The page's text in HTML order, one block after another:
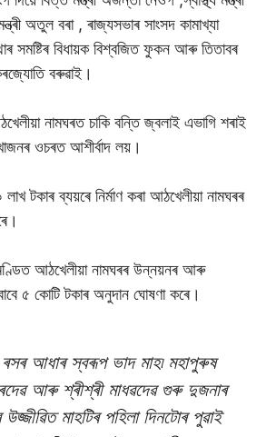
অতুল বৰা , ৰাজ্যসভাৰ সাংসদ কামাখ্যা
সমষ্টিৰ বিধায়ক বিশ্বজিত ফুকন আৰু তিতাবৰ
বৰুৱাই।
নামঘৰত চাকি বন্তি জ্বলাই এভাগি শৰাই
ওচৰত আশীৰ্বাদ লয়।
টকাৰ ব্যয়ৰে নিৰ্মাণ কৰা আঠখেলীয়া নামঘৰৰ
আঠখেলীয়া নামঘৰৰ উন্নয়নৰ আৰু
৫ কোটি টকাৰ অনুদান ঘোষণা কৰে।
আধাৰ স্বৰূপ ভাদ মাহ৷ মহাপুৰুষ
আৰু শ্ৰীশ্ৰী মাধৱদেৱ গুৰু দুজনাৰ
উজ্জীৱিত মাহটিৰ পহিলা দিনটোৰ পুৱাই